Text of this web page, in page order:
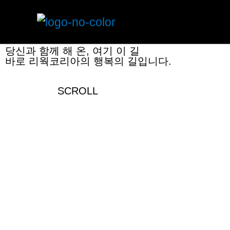
당신과 함께한 행복의 길
당신과 함께 해 온, 여기 이 길
바로 리웍코리아의 행복의 길입니다.
SCROLL